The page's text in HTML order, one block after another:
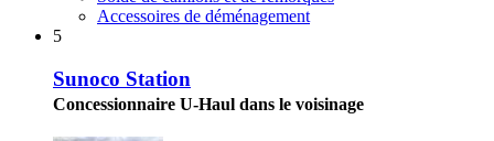
Accessoires de déménagement
5
Sunoco Station
Concessionnaire U-Haul dans le voisinage